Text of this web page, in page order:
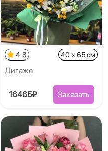
4.8 40 x 65 см
Дигаже
16465₽ Заказать